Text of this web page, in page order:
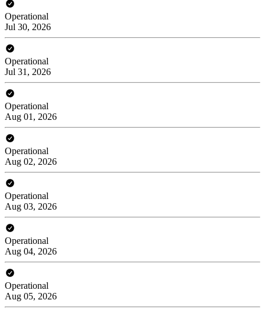
Operational
Jul 30, 2026
Operational
Jul 31, 2026
Operational
Aug 01, 2026
Operational
Aug 02, 2026
Operational
Aug 03, 2026
Operational
Aug 04, 2026
Operational
Aug 05, 2026